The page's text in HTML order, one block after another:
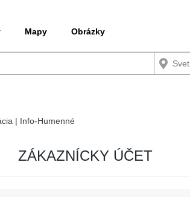
Mapy Obrázky
| Info-Humenné
ZÁKAZNÍCKY ÚČET